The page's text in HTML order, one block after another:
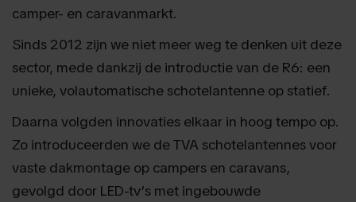
camper- en caravanmarkt.
Sinds 2012 zijn we niet meer weg te denken uit deze
sector, mede dankzij de introductie van de R6: een
unieke, volautomatische schotelantenne op statief.
Daarna volgden innovaties elkaar in hoog tempo op.
Zo introduceerden we de TVA schotelantennes voor
vaste dakmontage op campers en caravans,
gevolgd door LED-tv’s met ingebouwde